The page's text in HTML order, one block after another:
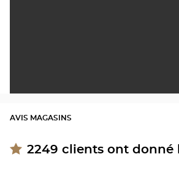
AVIS MAGASINS
2249 clients ont donné